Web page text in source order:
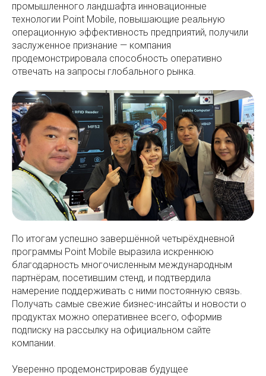
промышленного ландшафта инновационные
технологии Point Mobile, повышающие реальную
операционную эффективность предприятий, получили
заслуженное признание — компания
продемонстрировала способность оперативно
отвечать на запросы глобального рынка.
По итогам успешно завершённой четырёхдневной
программы Point Mobile выразила искреннюю
благодарность многочисленным международным
партнёрам, посетившим стенд, и подтвердила
намерение поддерживать с ними постоянную связь.
Получать самые свежие бизнес-инсайты и новости о
продуктах можно оперативнее всего, оформив
подписку на рассылку на официальном сайте
компании.
Уверенно продемонстрировав будущее